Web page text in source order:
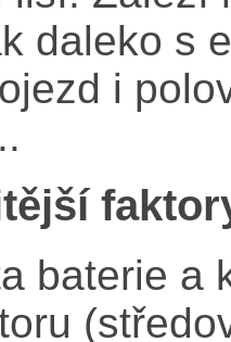
daleko s
i
baterie a